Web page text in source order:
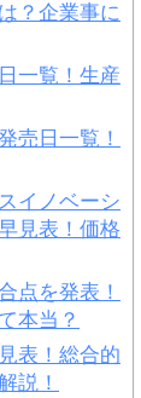
？企業事に
一覧！生産
売日一覧！
イノベーシ
見表！価格
点を発表！
本当？
表！総合的
説！